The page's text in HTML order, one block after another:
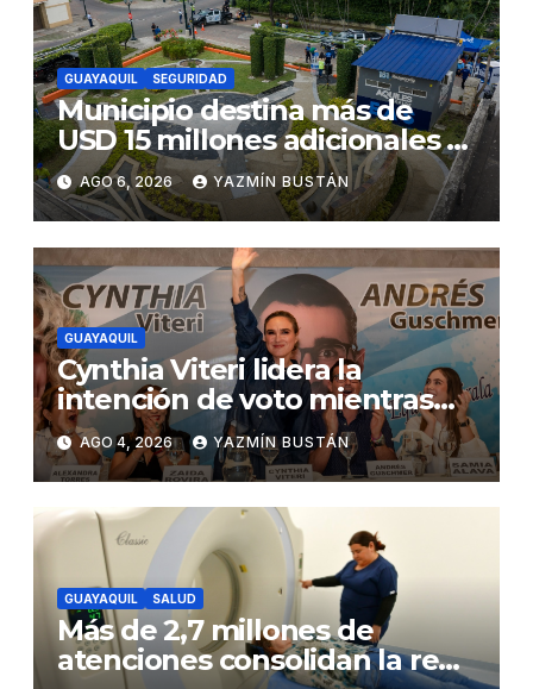
GUAYAQUIL SEGURIDAD
Municipio destina más de
USD 15 millones adicionales a
SEGURA EP para fortalecer la
seguridad ciudadana
AGO 6, 2026 YAZMÍN BUSTÁN
GUAYAQUIL
Cynthia Viteri lidera la
intención de voto mientras
Andrés Guschmer muestra
un destacado crecimiento,
según AtlasIntel
AGO 4, 2026 YAZMÍN BUSTÁN
GUAYAQUIL SALUD
Más de 2,7 millones de
atenciones consolidan la red